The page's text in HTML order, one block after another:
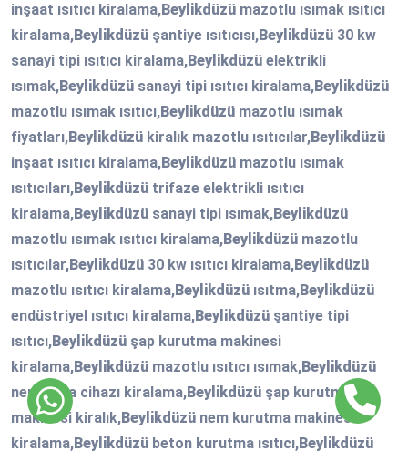
inşaat ısıtıcı kiralama,Beylikdüzü mazotlu ısımak ısıtıcı
kiralama,Beylikdüzü şantiye ısıtıcısı,Beylikdüzü 30 kw
sanayi tipi ısıtıcı kiralama,Beylikdüzü elektrikli
ısımak,Beylikdüzü sanayi tipi ısıtıcı kiralama,Beylikdüzü
mazotlu ısımak ısıtıcı,Beylikdüzü mazotlu ısımak
fiyatları,Beylikdüzü kiralık mazotlu ısıtıcılar,Beylikdüzü
inşaat ısıtıcı kiralama,Beylikdüzü mazotlu ısımak
ısıtıcıları,Beylikdüzü trifaze elektrikli ısıtıcı
kiralama,Beylikdüzü sanayi tipi ısımak,Beylikdüzü
mazotlu ısımak ısıtıcı kiralama,Beylikdüzü mazotlu
ısıtıcılar,Beylikdüzü 30 kw ısıtıcı kiralama,Beylikdüzü
mazotlu ısıtıcı kiralama,Beylikdüzü ısıtma,Beylikdüzü
endüstriyel ısıtıcı kiralama,Beylikdüzü şantiye tipi
ısıtıcı,Beylikdüzü şap kurutma makinesi
kiralama,Beylikdüzü mazotlu ısıtıcı ısımak,Beylikdüzü
nem alma cihazı kiralama,Beylikdüzü şap kurutma
makinesi kiralık,Beylikdüzü nem kurutma makinesi
kiralama,Beylikdüzü beton kurutma ısıtıcı,Beylikdüzü